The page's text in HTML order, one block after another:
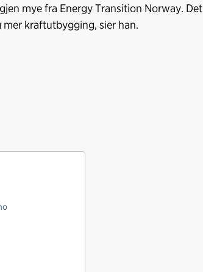
mye fra Energy Transition Norway. Det
kraftutbygging, sier han.